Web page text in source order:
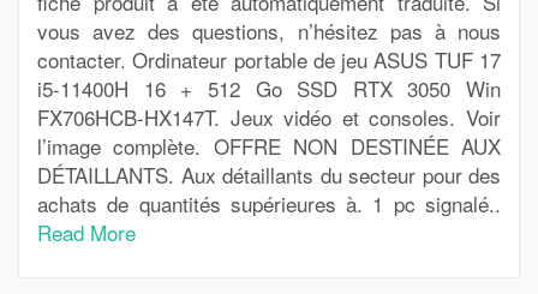
vous avez des questions, n’hésitez pas à nous
contacter. Ordinateur portable de jeu ASUS TUF 17
i5-11400H 16 + 512 Go SSD RTX 3050 Win
FX706HCB-HX147T. Jeux vidéo et consoles. Voir
l’image complète. OFFRE NON DESTINÉE AUX
DÉTAILLANTS. Aux détaillants du secteur pour des
achats de quantités supérieures à. 1 pc signalé..
Read More